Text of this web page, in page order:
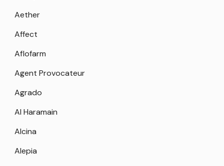
Aether
Affect
Aflofarm
Agent Provocateur
Agrado
Al Haramain
Alcina
Alepia